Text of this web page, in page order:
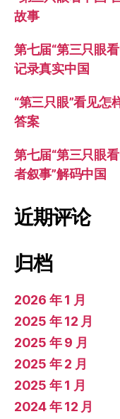
故事
第七届“第三只眼
记录真实中国
“第三只眼”看见
答案
第七届“第三只眼
者叙事”解码中国
近期评论
归档
2026 年 1 月
2025 年 12 月
2025 年 9 月
2025 年 2 月
2025 年 1 月
2024 年 12 月